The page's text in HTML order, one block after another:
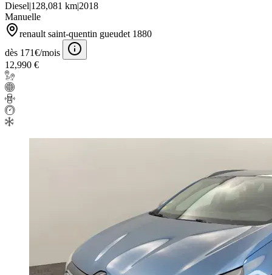
Diesel|128,081 km|2018
Manuelle
renault saint-quentin gueudet 1880
dès 171€/mois
12,990 €